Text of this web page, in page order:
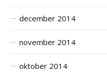
december 2014
november 2014
oktober 2014